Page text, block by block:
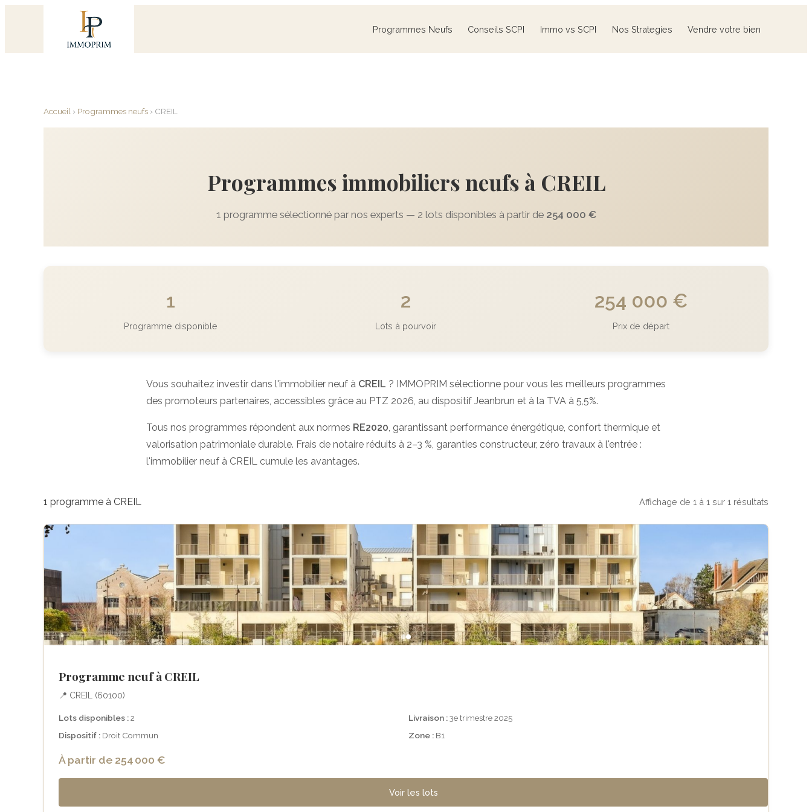
Programmes Neufs Conseils SCPI Immo vs SCPI Nos Strategies Vendre votre bien
Accueil › Programmes neufs › CREIL
Programmes immobiliers neufs à CREIL
1 programme sélectionné par nos experts — 2 lots disponibles à partir de 254 000 €
1
Programme disponible
2
Lots à pourvoir
254 000 €
Prix de départ
Vous souhaitez investir dans l'immobilier neuf à CREIL ? IMMOPRIM sélectionne pour vous les meilleurs programmes
des promoteurs partenaires, accessibles grâce au PTZ 2026, au dispositif Jeanbrun et à la TVA à 5,5%.
Tous nos programmes répondent aux normes RE2020 , garantissant performance énergétique, confort thermique et
valorisation patrimoniale durable. Frais de notaire réduits à 2–3 %, garanties constructeur, zéro travaux à l'entrée :
l'immobilier neuf à CREIL cumule les avantages.
1 programme à CREIL Affichage de 1 à 1 sur 1 résultats
Programme neuf à CREIL
📍 CREIL (60100)
Lots disponibles :2 Livraison :3e trimestre 2025
Dispositif : Droit Commun Zone : B1
À partir de 254 000 €
Voir les lots